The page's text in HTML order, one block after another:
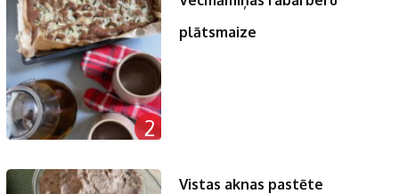
2
plātsmaize
Vistas aknas pastēte